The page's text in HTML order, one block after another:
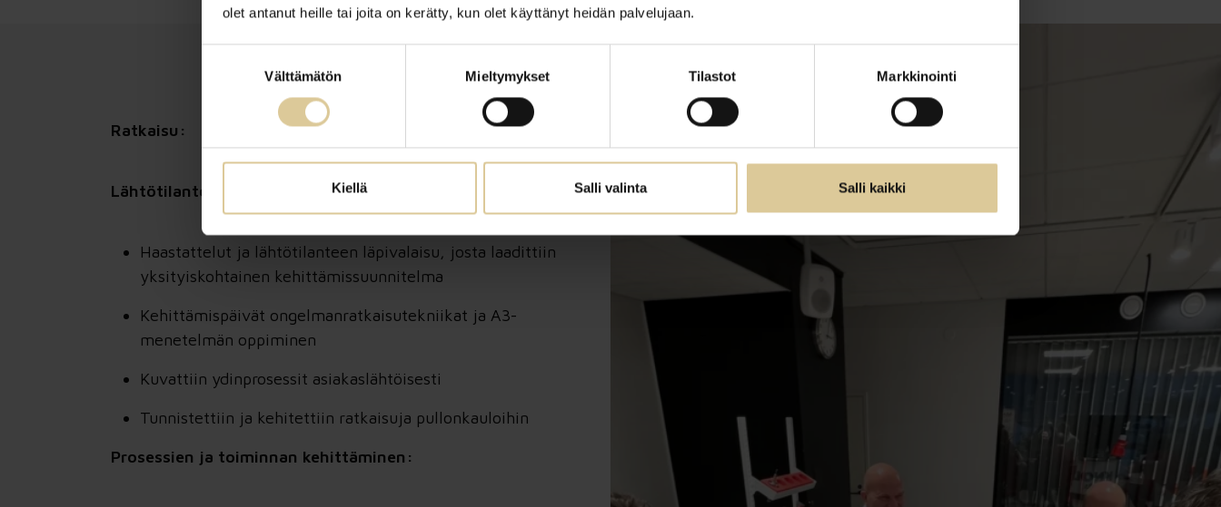
olet antanut heille tai joita on kerätty, kun olet käyttänyt heidän palvelujaan.
Välttämätön Mieltymykset Tilastot Markkinointi
Kiellä Salli valinta Salli kaikki
Ratkaisu:
Lähtötilanteen analyysi ja kehittämissuunnitelma:
Haastattelut ja lähtötilanteen läpivalaisu, josta laadittiin
yksityiskohtainen kehittämissuunnitelma
Kehittämispäivät ongelmanratkaisutekniikat ja A3-
menetelmän oppiminen
Kuvattiin ydinprosessit asiakaslähtöisesti
Tunnistettiin ja kehitettiin ratkaisuja pullonkauloihin
Prosessien ja toiminnan kehittäminen: